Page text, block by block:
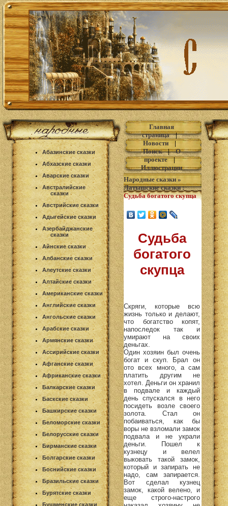
Абазинские сказки
Абхазские сказки
Аварские сказки
Австралийские
сказки
Австрийские сказки
Адыгейские сказки
Азербайджанские
сказки
Айнские сказки
Албанские сказки
Алеутские сказки
Алтайские сказки
Американские сказки
Английские сказки
Ангольские сказки
Арабские сказки
Армянские сказки
Ассирийские сказки
Афганские сказки
Африканские сказки
Балкарские сказки
Баскские сказки
Башкирские сказки
Беломорские сказки
Белорусские сказки
Бирманские сказки
Болгарские сказки
Боснийские сказки
Бразильские сказки
Бурятские сказки
Бушменские сказки
Главная
страница|
Новости|
Поиск|О
проекте|
Иллюстрации
Народные сказки »
Латышские сказки:
Судьба богатого скупца
Судьба
богатого
скупца
Скряги, которые всю
жизнь только и делают,
что богатство копят,
напоследок так и
умирают на своих
деньгах.
Один хозяин был очень
богат и скуп. Брал он
ото всех много, а сам
платить другим не
хотел. Деньги он хранил
в подвале и каждый
день спускался в него
посидеть возле своего
золота. Стал он
побаиваться, как бы
воры не взломали замок
подвала и не украли
деньги. Пошел к
кузнецу и велел
выковать такой замок,
который и запирать не
надо, сам запирается.
Вот сделал кузнец
замок, какой велено, и
еще строго-настрого